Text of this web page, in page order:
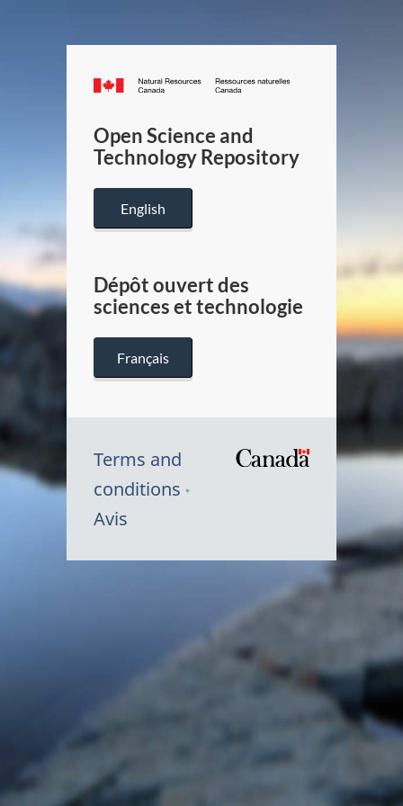
Canada.ca
/
Canada
Open Science and
Technology Repository
English
Dépôt ouvert des
sciences et technologie
Français
Terms and
conditions
Avis
du